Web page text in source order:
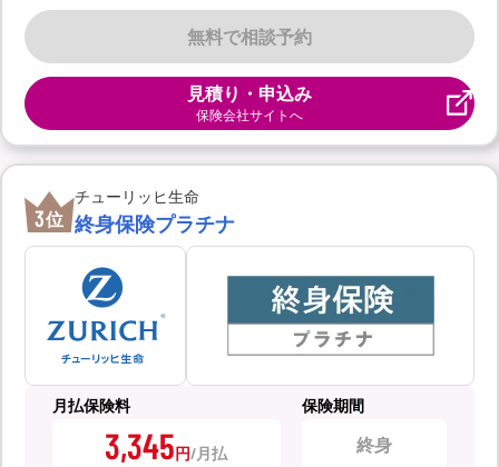
無料で相談予約
見積り・申込み
保険会社サイトへ
3位
チューリッヒ生命
終身保険プラチナ
月払保険料
3,345円
保険期間
終身